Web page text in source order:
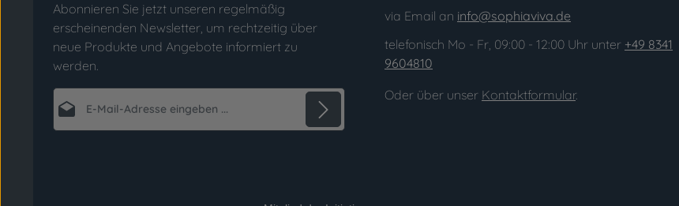
Abonnieren Sie jetzt unseren regelmäßig
erscheinenden Newsletter, um rechtzeitig über
neue Produkte und Angebote informiert zu
werden.
via Email an info@sophiaviva.de
telefonisch Mo - Fr, 09:00 - 12:00 Uhr unter +49 8341
9604810
Oder über unser Kontaktformular.